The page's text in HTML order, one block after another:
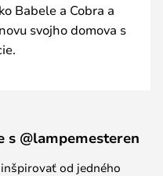
Babele a Cobra a
svojho domova s
@lampemesteren
od jedného